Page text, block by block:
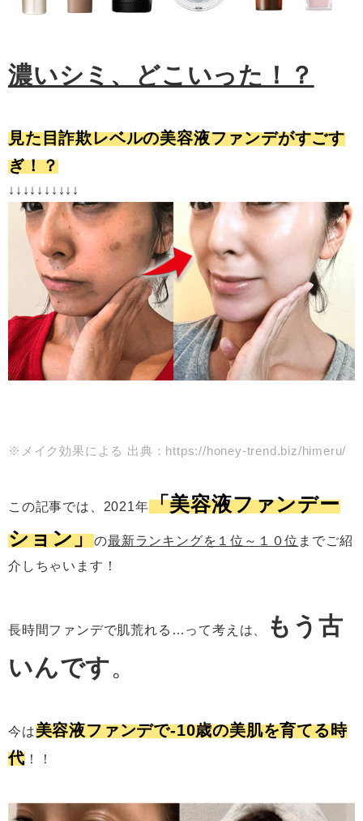
濃いシミ、どこいった！？
見た目詐欺レベルの美容液ファンデがすごす
ぎ！？
↓↓↓↓↓↓↓↓↓↓
※メイク効果による 出典：https://honey-trend.biz/himeru/
この記事では、2021年「美容液ファンデー
ション」の最新ランキングを１位～１０位 までご紹
介しちゃいます！
長時間ファンデで肌荒れる…って考えは、
もう古
いんです。
今は美容液ファンデで-10歳の美肌を育てる時
代 ！！